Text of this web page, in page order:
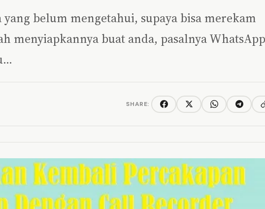
belum mengetahui, supaya bisa merekam
menyiapkannya buat anda, pasalnya WhatsApp
SHARE: FacebookTwitter/XWhatsAppTelegram